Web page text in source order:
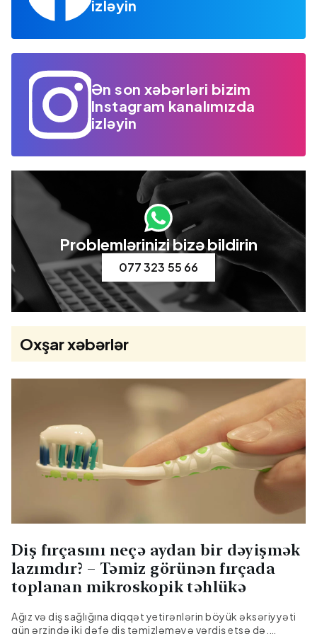
izləyin
Ən son xəbərləri bizim
Instagram kanalımızda
izləyin
Problemlərinizi bizə bildirin
077 323 55 66
Oxşar xəbərlər
Diş fırçasını neçə aydan bir dəyişmək
lazımdır? – Təmiz görünən fırçada
toplanan mikroskopik təhlükə
Ağız və diş sağlığına diqqət yetirənlərin böyük əksəriyyəti
gün ərzində iki dəfə diş təmizləməyə vərdiş etsə də,